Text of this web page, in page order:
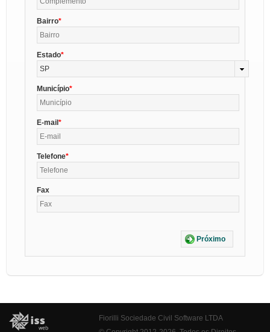
Bairro
Estado
SP
Município
E-mail
Telefone
Fax
Próximo
Fiorilli Sociedade Civil Software LTDA